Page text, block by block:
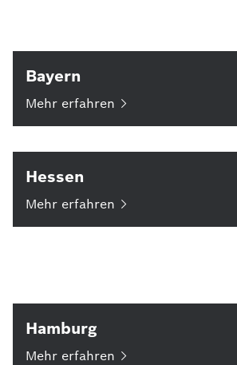
Bayern
Mehr erfahren
Hessen
Mehr erfahren
Hamburg
Mehr erfahren